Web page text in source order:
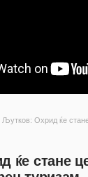
Љутков: Охрид ќе стане
ќе стане